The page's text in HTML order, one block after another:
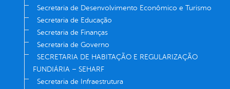
Secretaria de Desenvolvimento Econômico e Turismo
Secretaria de Educação
Secretaria de Finanças
Secretaria de Governo
SECRETARIA DE HABITAÇÃO E REGULARIZAÇÃO
FUNDIÁRIA – SEHARF
Secretaria de Infraestrutura